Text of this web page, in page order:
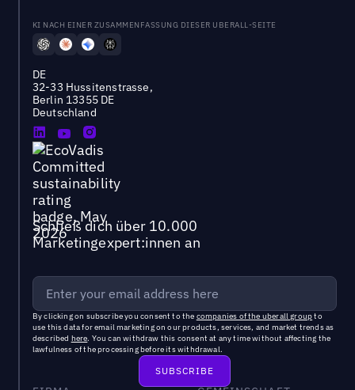
KI NACH EINER ZUSAMMENFASSUNG DIESER UBERALL-SEITE
DE
32-33 Hussitenstrasse,
Berlin 13355 DE
Deutschland
Schließ dich über 10.000
Marketingexpert:innen an
By clicking on subscribe you consent to the companies of the uberall groupto
use this data for email marketing on our products, services, and market trends as
described here. You can withdraw this consent at any time without affecting the
lawfulness of the processing before its withdrawal.